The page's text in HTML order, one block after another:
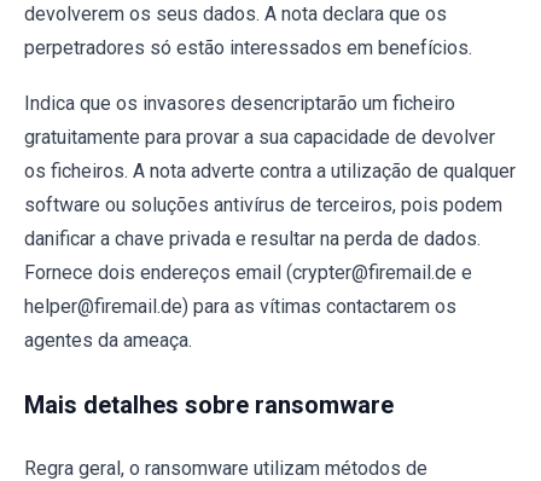
devolverem os seus dados. A nota declara que os
perpetradores só estão interessados em benefícios.
Indica que os invasores desencriptarão um ficheiro
gratuitamente para provar a sua capacidade de devolver
os ficheiros. A nota adverte contra a utilização de qualquer
software ou soluções antivírus de terceiros, pois podem
danificar a chave privada e resultar na perda de dados.
Fornece dois endereços email (crypter@firemail.de e
helper@firemail.de) para as vítimas contactarem os
agentes da ameaça.
Mais detalhes sobre ransomware
Regra geral, o ransomware utilizam métodos de